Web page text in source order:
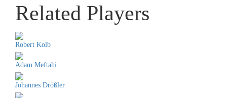
Related Players
Robert Kolb
Adam Meftahi
Johannes Drößler